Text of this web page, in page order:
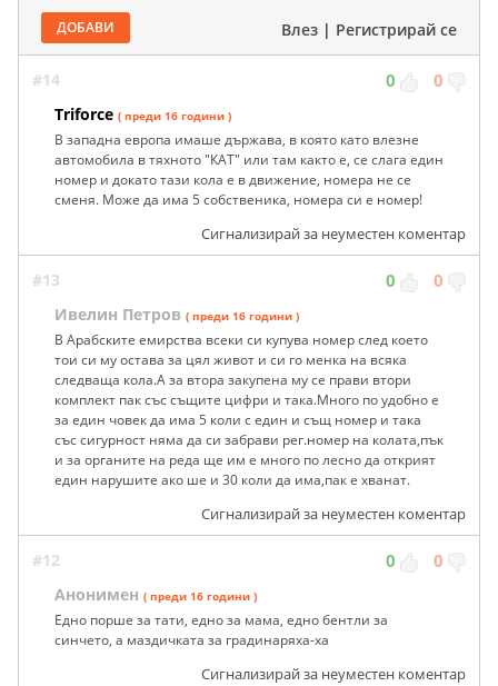
ДОБАВИ Влез | Регистрирай се
#14 0 0
Triforce ( преди 16 години )
В западна европа имаше държава, в която като влезне
автомобила в тяхното "КАТ" или там както е, се слага един
номер и докато тази кола е в движение, номера не се
сменя. Може да има 5 собственика, номера си е номер!
Сигнализирай за неуместен коментар
#13 0 0
Ивелин Петров ( преди 16 години )
В Арабските емирства всеки си купува номер след което
тои си му остава за цял живот и си го менка на всяка
следваща кола.А за втора закупена му се прави втори
комплект пак със същите цифри и така.Много по удобно е
за един човек да има 5 коли с един и същ номер и така
със сигурност няма да си забрави рег.номер на колата,пък
и за органите на реда ще им е много по лесно да открият
един нарушите ако ше и 30 коли да има,пак е хванат.
Сигнализирай за неуместен коментар
#12 0 0
Анонимен ( преди 16 години )
Едно порше за тати, едно за мама, едно бентли за
синчето, а маздичката за градинаряха-ха
Сигнализирай за неуместен коментар